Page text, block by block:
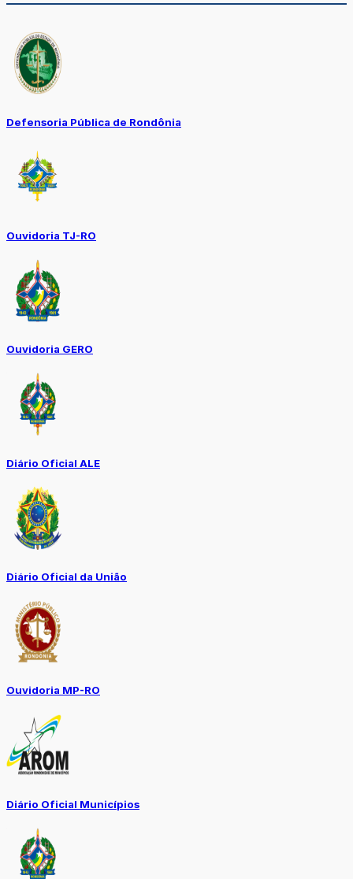
Defensoria Pública de Rondônia
Ouvidoria TJ-RO
Ouvidoria GERO
Diário Oficial ALE
Diário Oficial da União
Ouvidoria MP-RO
Diário Oficial Municípios